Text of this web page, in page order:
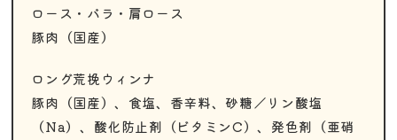
ロース・バラ・肩ロース
豚肉（国産）
ロング荒挽ウィンナ
豚肉（国産）、食塩、香辛料、砂糖／リン酸塩
（Na）、酸化防止剤（ビタミンC）、発色剤（亜硝